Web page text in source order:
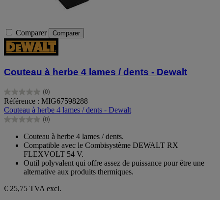
Comparer Comparer
Couteau à herbe 4 lames / dents - Dewalt
(0)
0.0
sur
5
étoiles.
Référence : MIG67598288
Couteau à herbe 4 lames / dents - Dewalt
(0)
0.0
étoiles.
Couteau à herbe 4 lames / dents.
Compatible avec le Combisystème DEWALT RX
FLEXVOLT 54 V.
Outil polyvalent qui offre assez de puissance pour être une
alternative aux produits thermiques.
€ 25,75 TVA excl.